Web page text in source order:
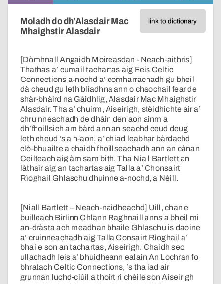
link to dictionary
Moladh do dh’Alasdair Mac
Mhaighstir Alasdair
[Dòmhnall Angaidh Moireasdan - Neach-aithris]
Thathas a’ cumail tachartas aig Feis Celtic
Connections a-nochd a’ comharrachadh gu bheil
dà cheud gu leth bliadhna ann o chaochail fear de
shàr-bhàird na Gàidhlig, Alasdair Mac Mhaighstir
Alasdair. Tha a’ chuirm, Aiseirigh, stèidhichte air a’
chruinneachadh de dhàin den aon ainm a
dh’fhoillsich am bàrd ann an seachd ceud deug
leth cheud ’s a h-aon, a’ chiad leabhar bàrdachd
clò-bhuailte a chaidh fhoillseachadh ann an cànan
Ceilteach aig àm sam bith. Tha Niall Bartlett an
làthair aig an tachartas aig Talla a’ Chonsairt
Rìoghail Ghlaschu dhuinne a-nochd, a Nèill.
[Niall Bartlett – Neach-naidheachd] Uill, chan e
builleach Birlinn Chlann Raghnaill anns a bheil mi
an-dràsta ach meadhan bhaile Ghlaschu is daoine
a’ cruinneachadh aig Talla Consairt Rìoghail a’
bhaile son an tachartas, Aiseirigh. Chaidh seo
ullachadh leis a’ bhuidheann ealain An Lochran fo
bhratach Celtic Connections, ’s tha iad air
grunnan luchd-ciùil a thoirt ri chèile son Aiseirigh